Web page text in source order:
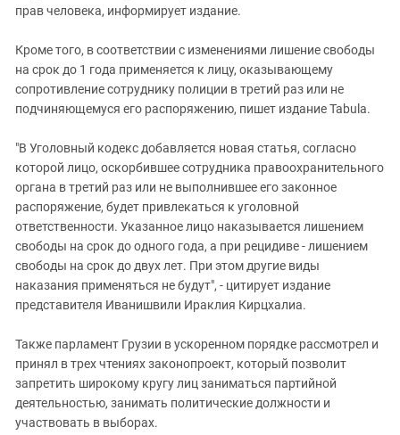
прав человека, информирует издание.
Кроме того, в соответствии с изменениями лишение свободы
на срок до 1 года применяется к лицу, оказывающему
сопротивление сотруднику полиции в третий раз или не
подчиняющемуся его распоряжению, пишет издание Tabula.
"В Уголовный кодекс добавляется новая статья, согласно
которой лицо, оскорбившее сотрудника правоохранительного
органа в третий раз или не выполнившее его законное
распоряжение, будет привлекаться к уголовной
ответственности. Указанное лицо наказывается лишением
свободы на срок до одного года, а при рецидиве - лишением
свободы на срок до двух лет. При этом другие виды
наказания применяться не будут", - цитирует издание
представителя Иванишвили Ираклия Кирцхалиа.
Также парламент Грузии в ускоренном порядке рассмотрел и
принял в трех чтениях законопроект, который позволит
запретить широкому кругу лиц заниматься партийной
деятельностью, занимать политические должности и
участвовать в выборах.